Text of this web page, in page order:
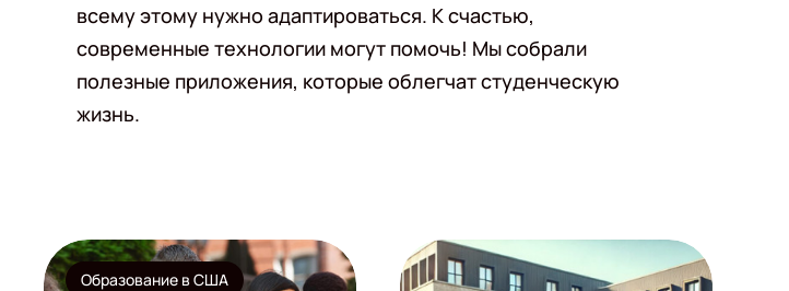
всему этому нужно адаптироваться. К счастью,
современные технологии могут помочь! Мы собрали
полезные приложения, которые облегчат студенческую
жизнь.
Образование в США